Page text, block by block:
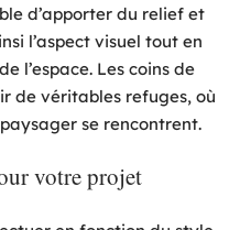
d’apporter du relief et
l’aspect visuel tout en
l’espace. Les coins de
de véritables refuges, où
se rencontrent.
votre projet